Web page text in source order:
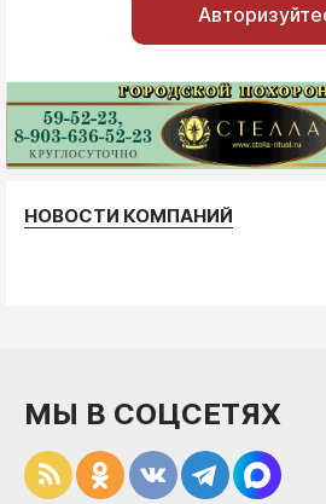
НОВОСТИ КОМПАНИЙ
МЫ В СОЦСЕТЯХ